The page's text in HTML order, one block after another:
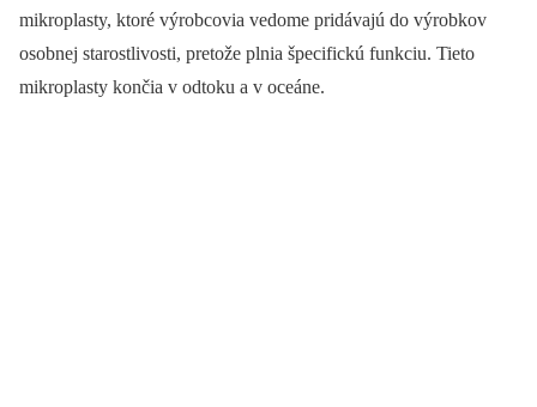
mikroplasty, ktoré výrobcovia vedome pridávajú do výrobkov
osobnej starostlivosti, pretože plnia špecifickú funkciu. Tieto
mikroplasty končia v odtoku a v oceáne.